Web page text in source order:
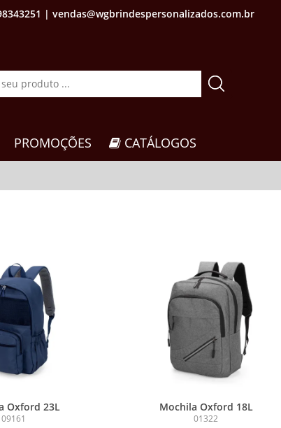
| vendas@wgbrindespersonalizados.com.br
PROMOÇÕES CATÁLOGOS
Oxford 23L
09161
Mochila Oxford 18L
01322